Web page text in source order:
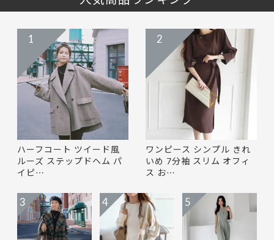
ハーフコート ツイード風
ルーズ ステップドヘム パ
イピ…
1
ワンピース シンプル きれ
いめ 7分袖 スリム オフィ
ス お…
2
3 4 5